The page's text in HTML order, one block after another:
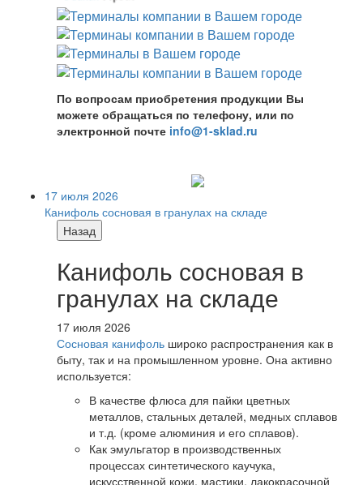
По вопросам приобретения продукции Вы
можете обращаться по телефону, или по
электронной почте info@1-sklad.ru
17 июля 2026
Канифоль сосновая в гранулах на складе
Назад
Канифоль сосновая в
гранулах на складе
17 июля 2026
Сосновая канифоль широко распространения как в
быту, так и на промышленном уровне. Она активно
используется:
В качестве флюса для пайки цветных
металлов, стальных деталей, медных сплавов
и т.д. (кроме алюминия и его сплавов).
Как эмульгатор в производственных
процессах синтетического каучука,
искусственной кожи, мастики, лакокрасочной